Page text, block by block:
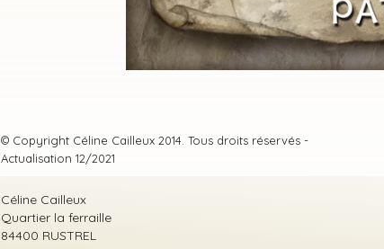
© Copyright Céline Cailleux 2014. Tous droits réservés -
Actualisation 12/2021
Céline Cailleux
Quartier la ferraille
84400 RUSTREL